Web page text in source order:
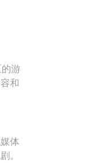
游
和
体
。